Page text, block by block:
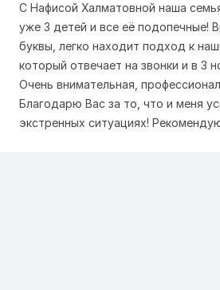
С Нафисой Халматовной наша
уже 3 детей и все её подопечные!
буквы, легко находит подход к
который отвечает на звонки и в 3
Очень внимательная,
Благодарю Вас за то, что и меня
экстренных ситуациях!